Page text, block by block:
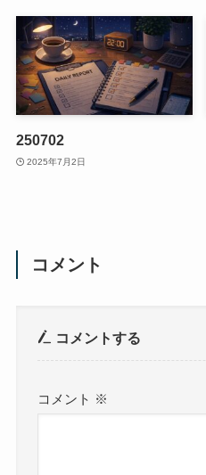
250702
2025年7月2日
コメント
コメントする
コメント ※